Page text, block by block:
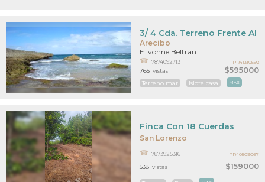
Arecibo
$595000
3/ 4 Cda. Terreno Frente Al
E Ivonne Beltran
7874092713
Terreno mar Islote casa MAS
765 vistas
PR41310592
San Lorenzo
$159000
Finca Con 18 Cuerdas
7873925316
538 vistas
PR40509067